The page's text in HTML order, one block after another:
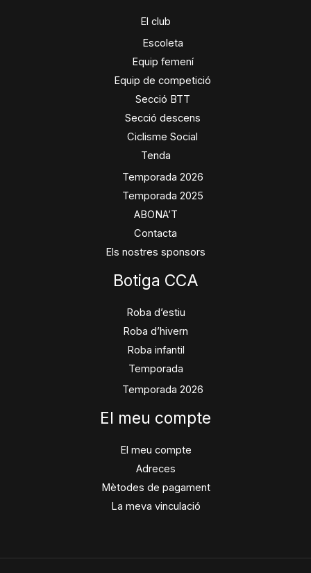
El club
Escoleta
Equip femení
Equip de competició
Secció BTT
Secció descens
Ciclisme Social
Tenda
Temporada 2026
Temporada 2025
ABONA’T
Contacta
Els nostres sponsors
Botiga CCA
Roba d’estiu
Roba d’hivern
Roba infantil
Temporada
Temporada 2026
El meu compte
El meu compte
Adreces
Mètodes de pagament
La meva vinculació